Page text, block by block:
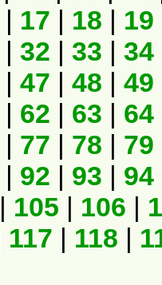
| 17 | 18 | 19
| 32 | 33 | 34
| 47 | 48 | 49
| 62 | 63 | 64
| 77 | 78 | 79
| 92 | 93 | 94
| 105 | 106 |
117 | 118 |